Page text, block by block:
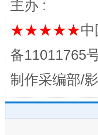
完善运行机制助力
主办 :
★★★★★
备11011765
制作采编部/